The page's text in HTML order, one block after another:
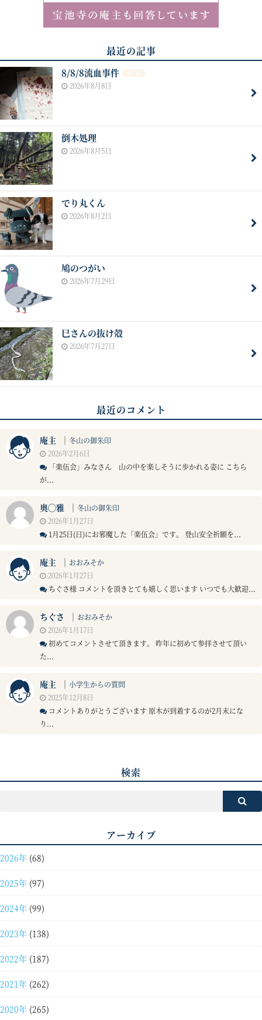
最近の記事
8/8/8流血事件
2026年8月8日
倒木処理
2026年8月5日
でり丸くん
2026年8月2日
鳩のつがい
2026年7月29日
巳さんの抜け殻
2026年7月27日
最近のコメント
庵主 ｜ 冬山の御朱印
2026年2月6日
「楽伍会」みなさん 山の中を楽しそうに歩かれる姿に こちら
が...
奥◯雅 ｜ 冬山の御朱印
2026年1月27日
1月25日(日)にお邪魔した「楽伍会」です。 登山安全祈願を...
庵主 ｜ おおみそか
2026年1月27日
ちぐさ様 コメントを頂きとても嬉しく思います いつでも大歓迎...
ちぐさ ｜ おおみそか
2026年1月17日
初めてコメントさせて頂きます。 昨年に初めて参拝させて頂い
た...
庵主 ｜ 小学生からの質問
2025年12月8日
コメントありがとうございます 原木が到着するのが2月末にな
り...
検索
アーカイブ
2026年 (68)
2025年 (97)
2024年 (99)
2023年 (138)
2022年 (187)
2021年 (262)
2020年 (265)